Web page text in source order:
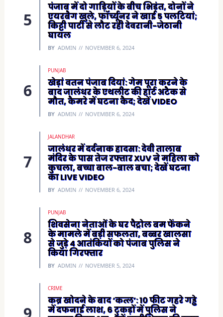
पंजाब में दो गाड़ियों के बीच भिड़ंत, दोनों ने
एयरबैग खुले, फॉर्च्यूनर ने खाई 5 पलटियां;
किट्टी पार्टी से लौट रही देवरानी-जेठानी
घायल
BY ADMIN NOVEMBER 6, 2024
PUNJAB
खेड़ां वतन पंजाब दियां: गेम पूरा करने के
बाद जालंधर के एथलीट की हार्ट अटैक से
मौत, कैमरे में घटना कैद; देखें VIDEO
BY ADMIN NOVEMBER 6, 2024
JALANDHAR
जालंधर में दर्दनाक हादसा: देवी तालाब
मंदिर के पास तेज रफ्तार XUV ने महिला को
कुचला, बच्चा बाल-बाल बचा; देखें घटना
का LIVE VIDEO
BY ADMIN NOVEMBER 6, 2024
PUNJAB
शिवसेना नेताओं के घर पैट्रोल बम फेंकने
के मामले में बड़ी सफलता, बब्बर खालसा
से जुड़े 4 आतंकियों को पंजाब पुलिस ने
किया गिरफ्तार
BY ADMIN NOVEMBER 5, 2024
CRIME
कब्र खोदने के बाद ‘कत्ल’: 10 फीट गहरे गड्ढे
में दफनाई लाश, 6 टुकड़ों में पुलिस ने